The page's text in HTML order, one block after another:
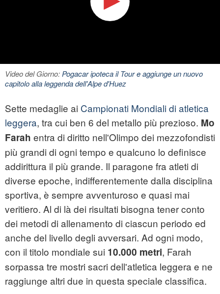
Video del Giorno:Pogacar ipoteca il Tour e aggiunge un nuovo
capitolo alla leggenda dell'Alpe d'Huez
Sette medaglie ai Campionati Mondiali di atletica
leggera, tra cui ben 6 del metallo più prezioso. Mo
Farah entra di diritto nell'Olimpo dei mezzofondisti
più grandi di ogni tempo e qualcuno lo definisce
addirittura il più grande. Il paragone fra atleti di
diverse epoche, indifferentemente dalla disciplina
sportiva, è sempre avventuroso e quasi mai
veritiero. Al di là dei risultati bisogna tener conto
dei metodi di allenamento di ciascun periodo ed
anche del livello degli avversari. Ad ogni modo,
con il titolo mondiale sui 10.000 metri, Farah
sorpassa tre mostri sacri dell'atletica leggera e ne
raggiunge altri due in questa speciale classifica.